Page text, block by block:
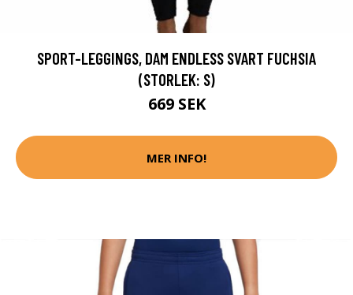
SPORT-LEGGINGS, DAM ENDLESS SVART FUCHSIA
(STORLEK: S)
669 SEK
MER INFO!